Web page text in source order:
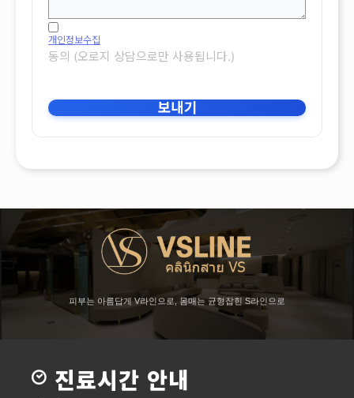
개인정보수집
동의 (오로지 상담으로만 사용됩니다.)
보내기
피부는 아름답게 V라인으로, 몸매는 균형잡힌 S라인으로
진료시간 안내